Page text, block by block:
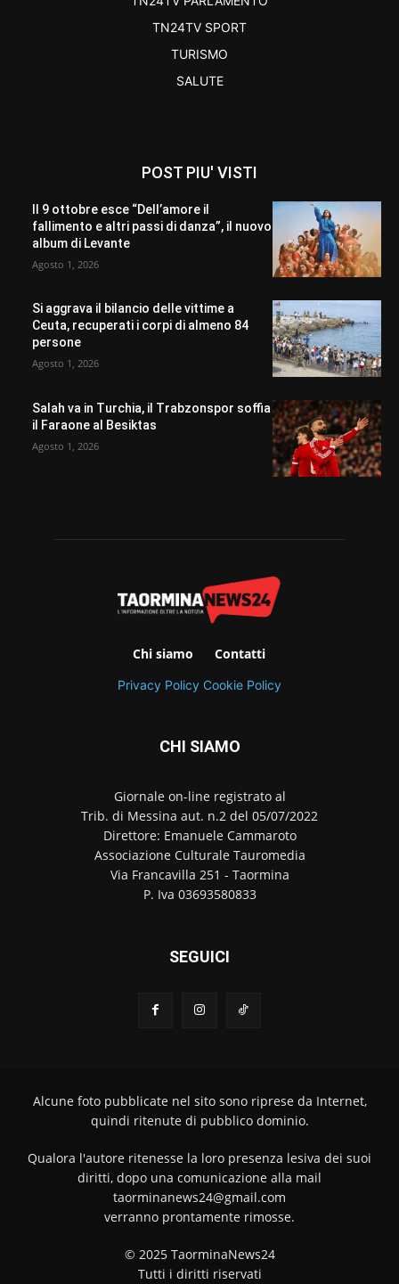
TN24TV SPORT
TURISMO
SALUTE
POST PIU' VISTI
Il 9 ottobre esce “Dell’amore il
fallimento e altri passi di danza”, il nuovo
album di Levante
Agosto 1, 2026
Si aggrava il bilancio delle vittime a
Ceuta, recuperati i corpi di almeno 84
persone
Agosto 1, 2026
Salah va in Turchia, il Trabzonspor soffia
il Faraone al Besiktas
Agosto 1, 2026
Chi siamo Contatti
Privacy Policy Cookie Policy
CHI SIAMO
Giornale on-line registrato al
Trib. di Messina aut. n.2 del 05/07/2022
Direttore: Emanuele Cammaroto
Associazione Culturale Tauromedia
Via Francavilla 251 - Taormina
P. Iva 03693580833
SEGUICI
Alcune foto pubblicate nel sito sono riprese da Internet,
quindi ritenute di pubblico dominio.
Qualora l'autore ritenesse la loro presenza lesiva dei suoi
diritti, dopo una comunicazione alla mail
taorminanews24@gmail.com
verranno prontamente rimosse.
© 2025 TaorminaNews24
Tutti i diritti riservati